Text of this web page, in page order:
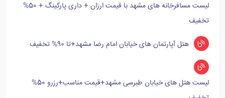
لیست مسافرخانه های مشهد با قیمت ارزان + داری پارکینگ + 50%
تخفیف
هتل آپارتمان های خیابان امام رضا مشهد+تا 90% تخفیف
لیست هتل های خیابان طبرسی مشهد+قیمت مناسب+رزرو 50%